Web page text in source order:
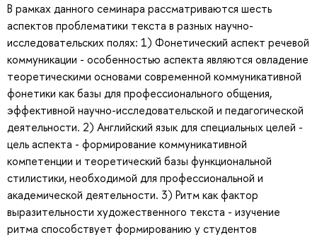
В рамках данного семинара рассматриваются шесть
аспектов проблематики текста в разных научно-
исследовательских полях: 1) Фонетический аспект речевой
коммуникации - особенностью аспекта являются овладение
теоретическими основами современной коммуникативной
фонетики как базы для профессионального общения,
эффективной научно-исследовательской и педагогической
деятельности. 2) Английский язык для специальных целей -
цель аспекта - формирование коммуникативной
компетенции и теоретический базы функциональной
стилистики, необходимой для профессиональной и
академической деятельности. 3) Ритм как фактор
выразительности художественного текста - изучение
ритма способствует формированию у студентов